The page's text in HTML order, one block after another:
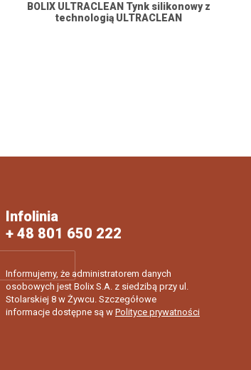
BOLIX ULTRACLEAN Tynk silikonowy z
technologią ULTRACLEAN
Infolinia
+ 48 801 650 222
Informujemy, że administratorem danych
osobowych jest Bolix S.A. z siedzibą przy ul.
Stolarskiej 8 w Żywcu. Szczegółowe
informacje dostępne są w Polityce prywatności